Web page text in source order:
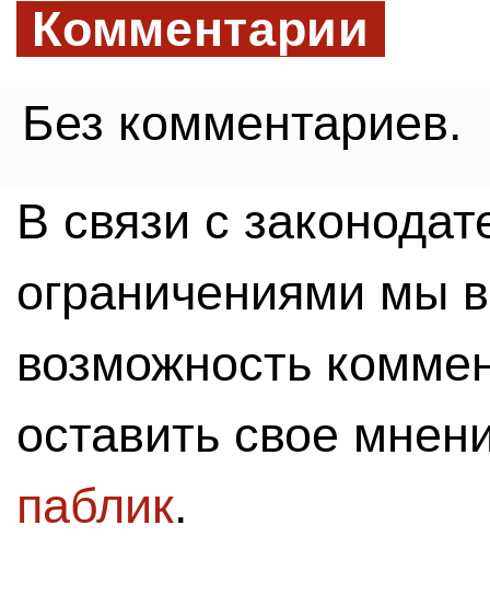
Комментарии
Без комментариев.
В связи с
ограничениями мы
возможность
оставить свое
паблик.